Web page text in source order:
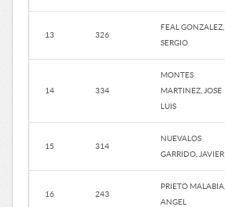
13 326
FEAL GONZALEZ,
SERGIO
14 334
MONTES
MARTINEZ, JOSE
LUIS
15 314
NUEVALOS
GARRIDO, JAVIER
16 243
PRIETO MALABIA,
ANGEL